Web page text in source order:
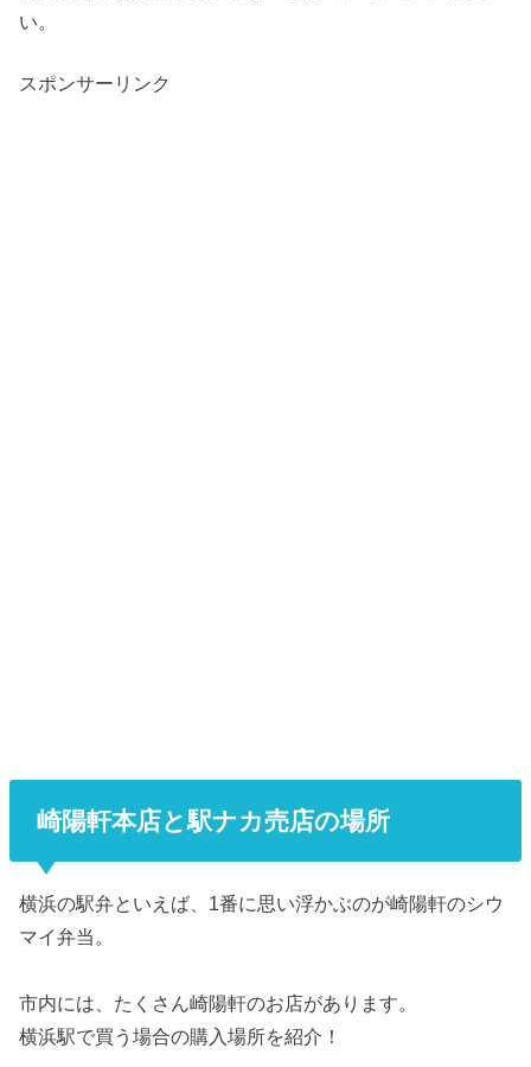
い。
スポンサーリンク
崎陽軒本店と駅ナカ売店の場所
横浜の駅弁といえば、1番に思い浮かぶのが崎陽軒のシウ
マイ弁当。
市内には、たくさん崎陽軒のお店があります。
横浜駅で買う場合の購入場所を紹介！